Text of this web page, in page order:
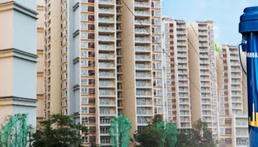
宣传视频
户外广告
产品优势
仿石漆
水性工业漆
工程类
地坪漆